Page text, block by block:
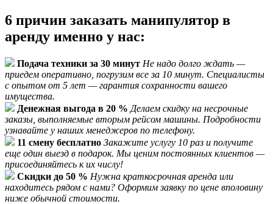
6 причин заказать манипулятор в
аренду именно у нас:
Подача техники за 30 минут Не надо долго ждать —
приедем оперативно, погрузим все за 10 минут. Специалисты
с опытом от 5 лет — гарантия сохранности вашего
имущества.
Денежная выгода в 20 % Делаем скидку на несрочные
заказы, выполняемые вторым рейсом машины. Подробности
узнавайте у наших менеджеров по телефону.
11 смену бесплатно Закажите услугу 10 раз и получите
еще один выезд в подарок. Мы ценим постоянных клиентов —
присоединяйтесь к их числу!
Скидки до 50 % Нужна краткосрочная аренда или
находитесь рядом с нами? Оформим заявку по цене вполовину
ниже обычной стоимости.